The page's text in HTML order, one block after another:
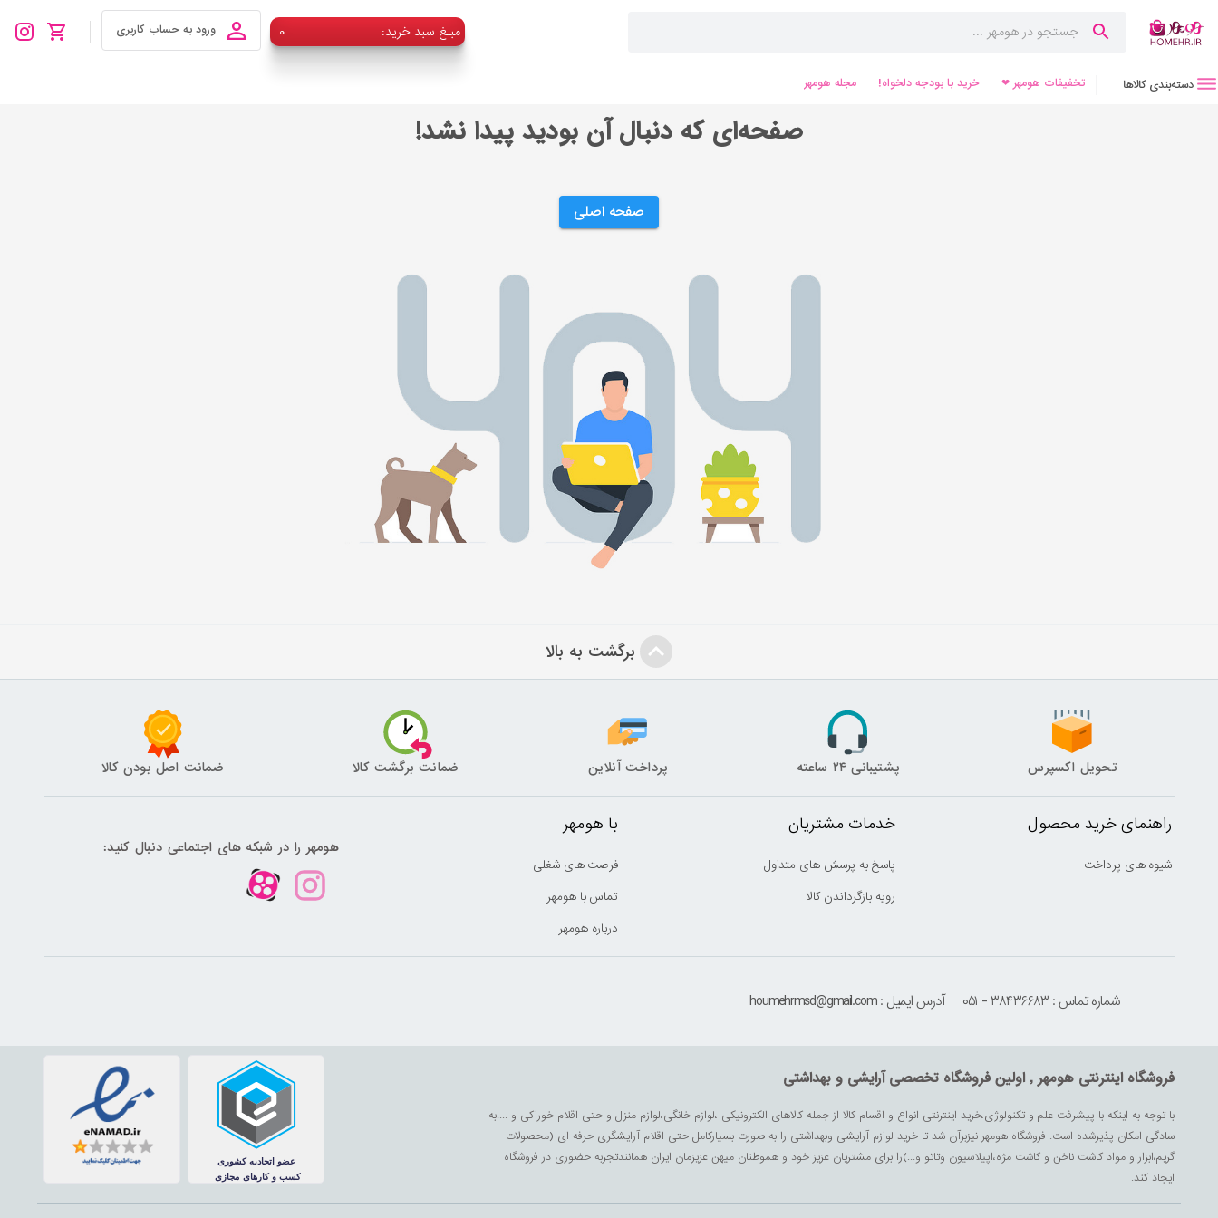
۰ :مبلغ سبد خرید ورود به حساب کاربری
دسته‌بندی کالاها تخفیفات هومهر ❤ خرید با بودجه دلخواه! مجله هومهر
صفحه‌ای که دنبال آن بودید پیدا نشد!
صفحه اصلی
برگشت به بالا
تحویل اکسپرس پشتیبانی ۲۴ ساعته پرداخت آنلاین ضمانت برگشت کالا ضمانت اصل بودن کالا
راهنمای خرید محصول
شیوه های پرداخت
خدمات مشتریان
پاسخ به پرسش های متداول
رویه بازگرداندن کالا
با هومهر
فرصت های شغلی
تماس با هومهر
درباره هومهر
هومهر را در شبکه های اجتماعی دنبال کنید:
شماره تماس : ۳۸۴۳۶۶۸۳ - ۰۵۱ آدرس ایمیل : houmehrmsd@gmail.com
فروشگاه اینترنتی هومهر , اولین فروشگاه تخصصی آرایشی و بهداشتی
با توجه به اینکه با پیشرفت علم و تکنولوژی،خرید اینترنتی انواع و اقسام کالا از جمله کالاهای الکترونیکی ،لوازم خانگی،لوازم منزل و حتی اقلام خوراکی و ....به
سادگی امکان پذیرشده است. فروشگاه هومهر نیزبرآن شد تا خرید لوازم آرایشی وبهداشتی را به صورت بسیارکامل حتی اقلام آرایشگری حرفه ای (محصولات
گریم،ابزار و مواد کاشت ناخن و کاشت مژه،اپیلاسیون وتاتو و...)را برای مشتریان عزیز خود و هموطنان میهن عزیزمان ایران همانندتجربه حضوری در فروشگاه
ایجاد کند.